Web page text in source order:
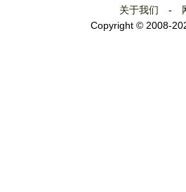
关于我们 -
Copyright © 2008-